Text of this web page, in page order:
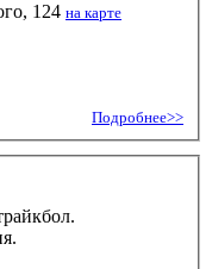
124 на карте
Подробнее>>